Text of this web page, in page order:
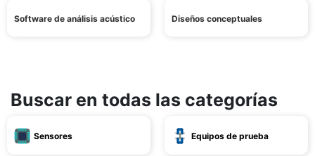
Software de análisis acústico Diseños conceptuales
Buscar en todas las categorías
Sensores Equipos de prueba